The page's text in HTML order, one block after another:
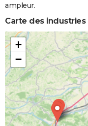
ampleur.
Carte des industries
+
−